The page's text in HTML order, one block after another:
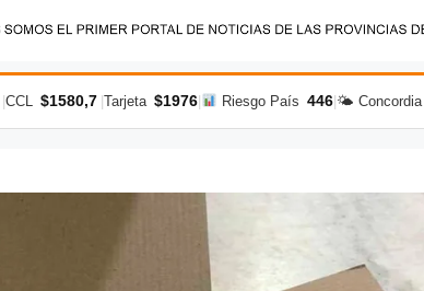
CCL $1580,7 Tarjeta $1976| Riesgo País 446| 🌤 Concordia